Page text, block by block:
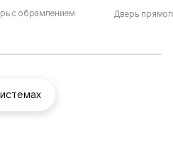
с обрамлением
Дверь